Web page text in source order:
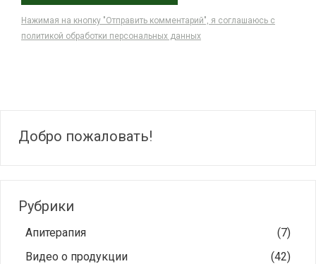
Нажимая на кнопку "Отправить комментарий", я соглашаюсь с
политикой обработки персональных данных
Добро пожаловать!
Рубрики
Апитерапия
(7)
Видео о продукции
(42)